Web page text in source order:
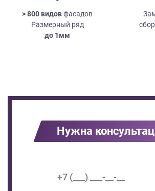
> 800 видовфасадов
Размерный ряд
до 1мм
Нужна